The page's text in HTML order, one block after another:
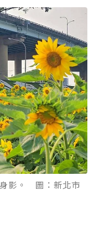
影。 圖：新北市